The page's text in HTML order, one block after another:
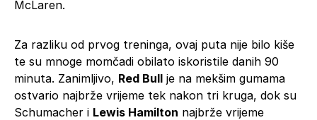
McLaren.
Za razliku od prvog treninga, ovaj puta nije bilo kiše
te su mnoge momčadi obilato iskoristile danih 90
minuta. Zanimljivo, Red Bull je na mekšim gumama
ostvario najbrže vrijeme tek nakon tri kruga, dok su
Schumacher i Lewis Hamilton najbrže vrijeme